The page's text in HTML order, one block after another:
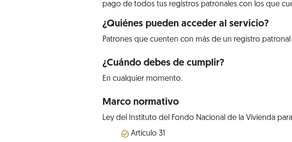
pago de todos tus registros patronales con los que
¿Quiénes pueden acceder al servicio?
Patrones que cuenten con más de un registro
¿Cuándo debes de cumplir?
En cualquier momento.
Marco normativo
Ley del Instituto del Fondo Nacional de la Vivienda
Artículo 31